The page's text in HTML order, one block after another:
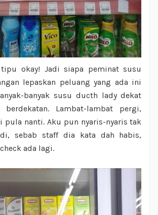
okay! Jadi siapa peminat susu
lepaskan peluang yang ada ini
banyak susu ducth lady dekat
berdekatan. Lambat-lambat pergi,
nanti. Aku pun nyaris-nyaris tak
sebab staff dia kata dah habis,
ada lagi.